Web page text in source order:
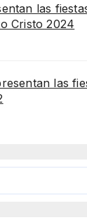
las
Cristo 2024
las